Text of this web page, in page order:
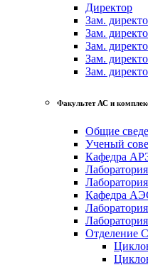
Директор
Зам.
Зам.
Зам.
Зам.
Зам.
Факультет АС и
Общие
Ученый
Кафедра
Кафедра